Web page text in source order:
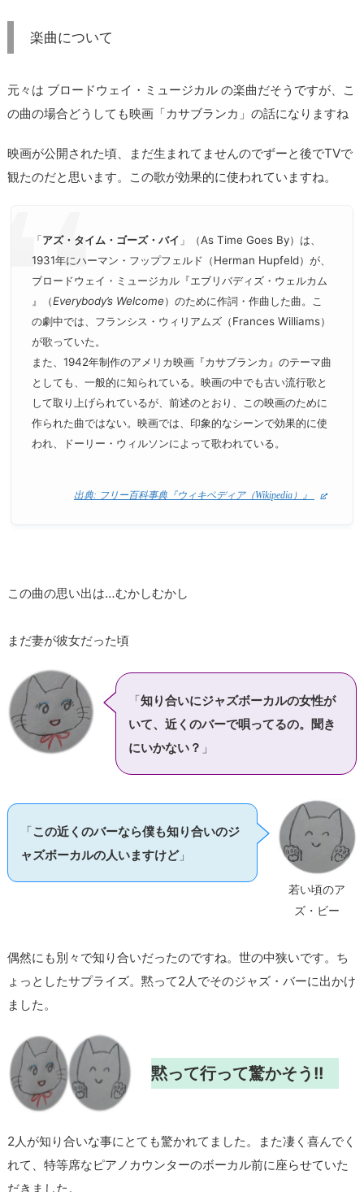
楽曲について
元々は ブロードウェイ・ミュージカル の楽曲だそうですが、こ
の曲の場合どうしても映画「カサブランカ」の話になりますね
映画が公開された頃、まだ生まれてませんのでずーと後でTVで
観たのだと思います。この歌が効果的に使われていますね。
「アズ・タイム・ゴーズ・バイ 」（As Time Goes By）は、
1931年にハーマン・フップフェルド（Herman Hupfeld）が、
ブロードウェイ・ミュージカル『エブリバディズ・ウェルカム
』（Everybody’s Welcome）のために作詞・作曲した曲。こ
の劇中では、フランシス・ウィリアムズ（Frances Williams）
が歌っていた。
また、1942年制作のアメリカ映画『カサブランカ』のテーマ曲
としても、一般的に知られている。映画の中でも古い流行歌と
して取り上げられているが、前述のとおり、この映画のために
作られた曲ではない。映画では、印象的なシーンで効果的に使
われ、ドーリー・ウィルソンによって歌われている。
出典: フリー百科事典『ウィキペディア（Wikipedia）』
この曲の思い出は…むかしむかし
まだ妻が彼女だった頃
「知り合いにジャズボーカルの女性が
いて、近くのバーで唄ってるの。聞き
にいかない？ 」
若い頃のア
ズ・ビー
「この近くのバーなら僕も知り合いのジ
ャズボーカルの人いますけど」
偶然にも別々で知り合いだったのですね。世の中狭いです。ち
ょっとしたサプライズ。黙って2人でそのジャズ・バーに出かけ
ました。
黙って行って驚かそう!!
2人が知り合いな事にとても驚かれてました。また凄く喜んでく
れて、特等席なピアノカウンターのボーカル前に座らせていた
だきました。